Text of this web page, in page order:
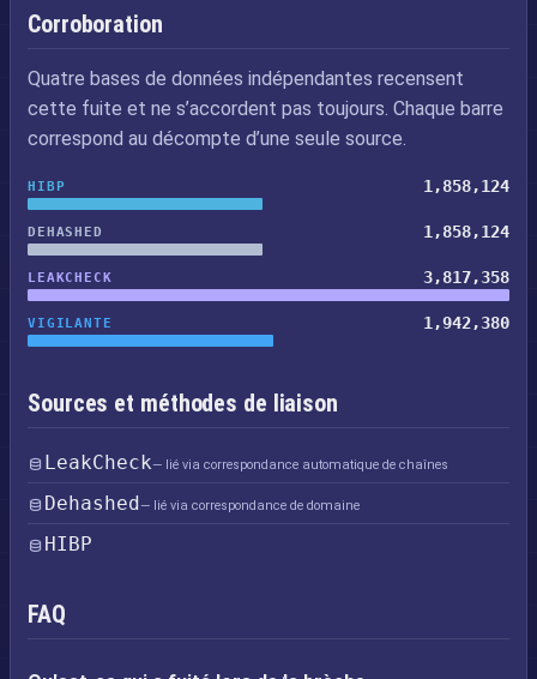
Corroboration
Quatre bases de données indépendantes recensent
cette fuite et ne s’accordent pas toujours. Chaque barre
correspond au décompte d’une seule source.
HIBP 1,858,124
DEHASHED 1,858,124
LEAKCHECK 3,817,358
VIGILANTE 1,942,380
Sources et méthodes de liaison
LeakCheck— lié via correspondance automatique de chaînes
Dehashed— lié via correspondance de domaine
HIBP
FAQ